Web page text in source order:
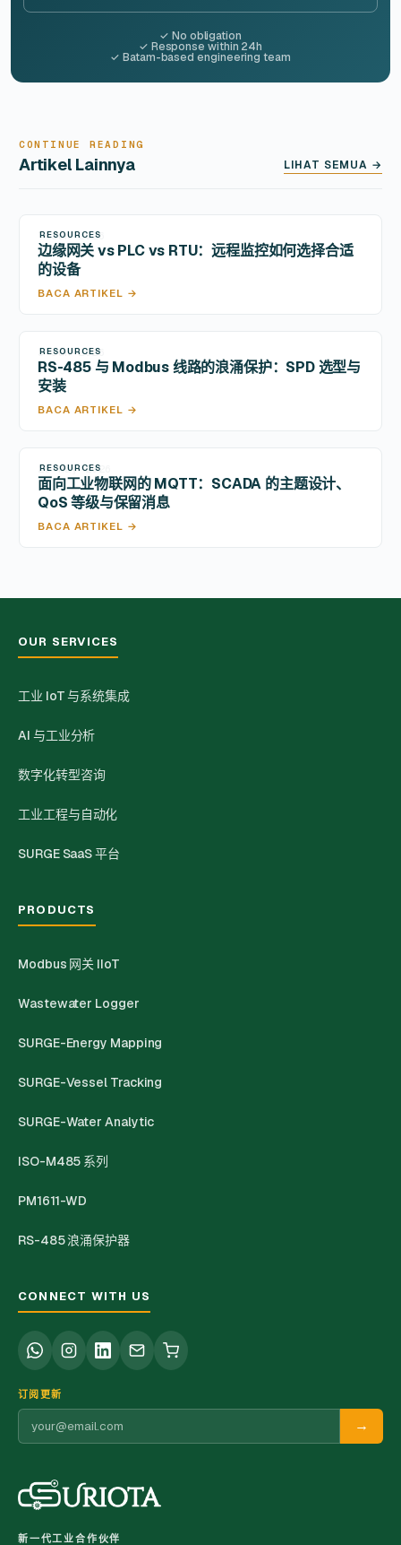
✓ No obligation
✓ Response within 24h
✓ Batam-based engineering team
CONTINUE READING
Artikel Lainnya LIHAT SEMUA →
RESOURCES
7 Jun 2026
边缘网关 vs PLC vs RTU：远程监控如何选择合适
的设备
BACA ARTIKEL →
RESOURCES
3 Jun 2026
RS-485 与 Modbus 线路的浪涌保护：SPD 选型与
安装
BACA ARTIKEL →
RESOURCES
29 May 2026
面向工业物联网的 MQTT：SCADA 的主题设计、
QoS 等级与保留消息
BACA ARTIKEL →
OUR SERVICES
工业 IoT 与系统集成
AI 与工业分析
数字化转型咨询
工业工程与自动化
SURGE SaaS 平台
PRODUCTS
Modbus 网关 IIoT
Wastewater Logger
SURGE-Energy Mapping
SURGE-Vessel Tracking
SURGE-Water Analytic
ISO-M485 系列
PM1611-WD
RS-485 浪涌保护器
CONNECT WITH US
订阅更新
→
新一代工业合作伙伴